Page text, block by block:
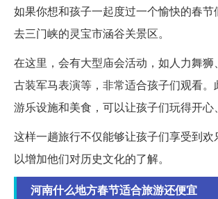
如果你想和孩子一起度过一个愉快的春
去三门峡的灵宝市涵谷关景区。
在这里，会有大型庙会活动，如人力舞狮
古装军马表演等，非常适合孩子们观看。
游乐设施和美食，可以让孩子们玩得开心
这样一趟旅行不仅能够让孩子们享受到
以增加他们对历史文化的了解。
河南什么地方春节适合旅游还便宜